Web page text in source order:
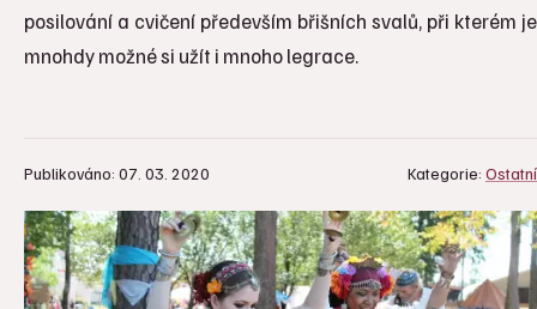
posilování a cvičení především břišních svalů, při kterém je
mnohdy možné si užít i mnoho legrace.
Publikováno: 07. 03. 2020 Kategorie: Ostatní